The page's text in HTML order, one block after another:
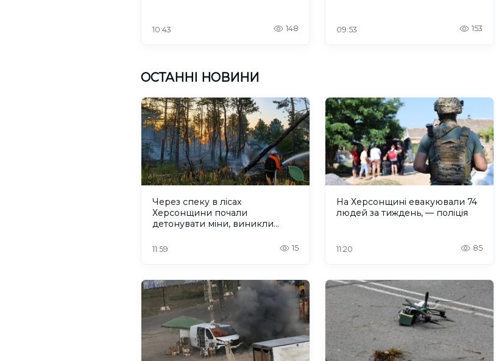
10:43 148 09:53 153
ОСТАННІ НОВИНИ
Через спеку в лісах
Херсонщини почали
детонувати міни, виникли
11:59 15
На Херсонщині евакуювали 74
людей за тиждень, — поліція
11:20 85